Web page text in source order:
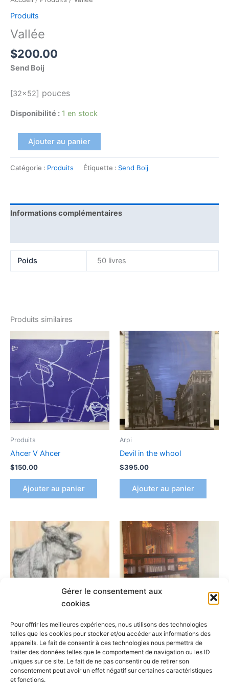
Gérer le consentement aux
cookies
Pour offrir les meilleures expériences, nous utilisons des technologies
telles que les cookies pour stocker et/ou accéder aux informations des
appareils. Le fait de consentir à ces technologies nous permettra de
traiter des données telles que le comportement de navigation ou les ID
uniques sur ce site. Le fait de ne pas consentir ou de retirer son
consentement peut avoir un effet négatif sur certaines caractéristiques
et fonctions.
Produits
Vallée
$200.00
Send Boij
[32×52] pouces
Disponibilité : 1 en stock
Ajouter au panier
Catégorie : Produits Étiquette : Send Boij
Informations complémentaires
Poids 50 livres
Produits similaires
Produits
Ahcer V Ahcer
$150.00
Ajouter au panier
Arpi
Devil in the whool
$395.00
Ajouter au panier
Arpi
Vache I
$100.00
Five Roses
800.00